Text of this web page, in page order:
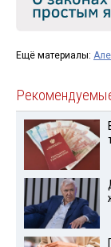
Ещё материалы: